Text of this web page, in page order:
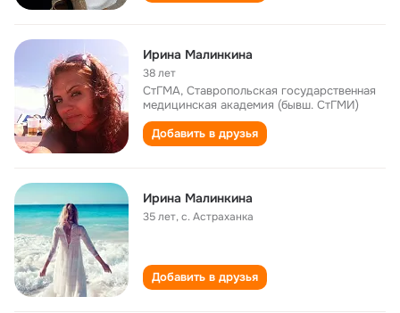
Ирина Малинкина
38 лет
СтГМА, Ставропольская государственная
медицинская академия (бывш. СтГМИ)
Добавить в друзья
Ирина Малинкина
35 лет,с. Астраханка
Добавить в друзья